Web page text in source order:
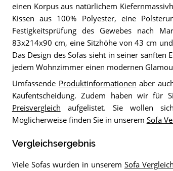
einen Korpus aus natürlichem
Kissen aus 100% Polyester, eine
Festigkeitsprüfung des Gewebes nach
83x214x90 cm, eine Sitzhöhe von 43 cm
Das Design des Sofas sieht in seiner sanften
jedem Wohnzimmer einen modernen
Umfassende Produktinformationen aber
Kaufentscheidung. Zudem haben wir für
Preisvergleich aufgelistet. Sie wollen
Möglicherweise finden Sie in unserem Sofa
Vergleichsergebnis
Viele Sofas wurden in unserem Sofa